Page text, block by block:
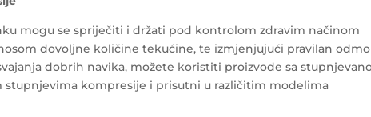
mogu se spriječiti i držati pod kontrolom zdravim načinom
dovoljne količine tekućine, te izmjenjujući pravilan
dobrih navika, možete koristiti proizvode sa
kompresije i prisutni u različitim modelima